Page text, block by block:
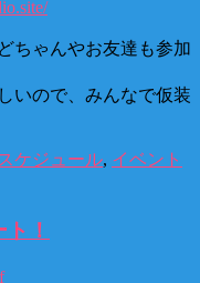
ちゃんやお友達も参加
いので、みんなで仮装
スケジュール, イベント
！